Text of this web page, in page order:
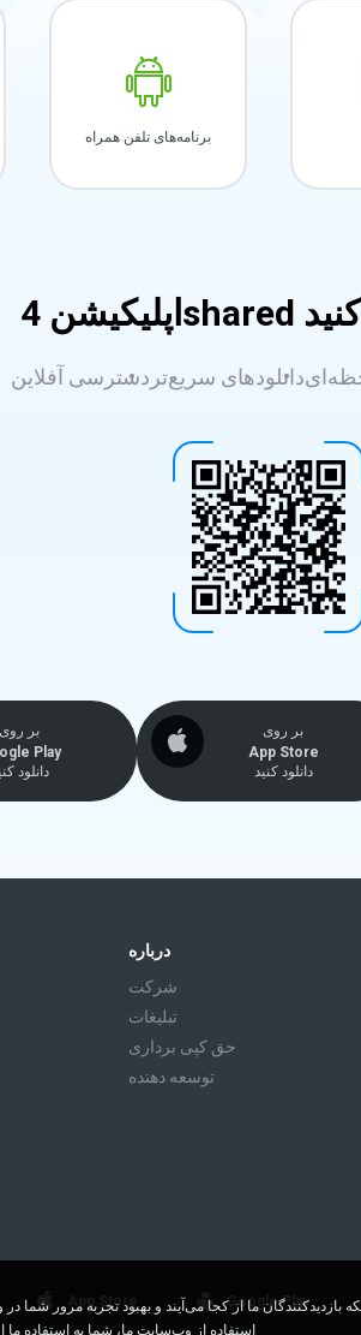
برنامه‌های تلفن همراه
دسترسی آفلاین دانلودهای سریع‌تر
بر روی
Play
دانلود
بر روی
App Store
دانلود کنید
درباره
شرکت
تبليغات
حق کپی برداری
توسعه دهنده
Google Play
App Store
استفاده از وب‌سایت ما، شما به استفاده